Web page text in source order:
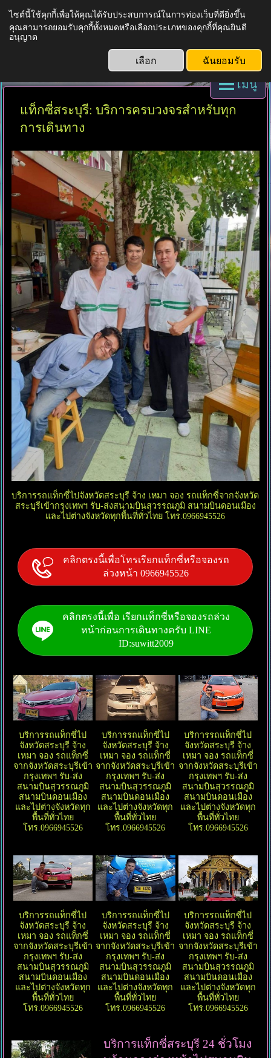
บริการแท็กซี่ทั่วไทย
เมนู
แท็กซี่สระบุรี: บริการครบวงจรสำหรับทุก
การเดินทาง
บริการรถแท็กซี่ไปจังหวัดสระบุรี จ้าง เหมา จอง รถแท็กซี่จากจังหวัด
สระบุรีเข้ากรุงเทพฯ รับ-ส่งสนามบินสุวรรณภูมิ สนามบินดอนเมือง
และไปต่างจังหวัดทุกพื้นที่ทั่วไทย โทร.0966945526
คลิกตรงนี้เพื่อโทรเรียกแท็กซี่หรือจองรถ
ล่วงหน้า 0966945526
คลิกตรงนี้เพื่อ เรียกแท็กซี่หรือจองรถล่วง
หน้าก่อนการเดินทางครับ LINE
ID:suwitt2009
บริการรถแท็กซี่ไป
จังหวัดสระบุรี จ้าง
เหมา จอง รถแท็กซี่
จากจังหวัดสระบุรีเข้า
กรุงเทพฯ รับ-ส่ง
สนามบินสุวรรณภูมิ
สนามบินดอนเมือง
และไปต่างจังหวัดทุก
พื้นที่ทั่วไทย
โทร.0966945526
บริการรถแท็กซี่ไป
จังหวัดสระบุรี จ้าง
เหมา จอง รถแท็กซี่
จากจังหวัดสระบุรีเข้า
กรุงเทพฯ รับ-ส่ง
สนามบินสุวรรณภูมิ
สนามบินดอนเมือง
และไปต่างจังหวัดทุก
พื้นที่ทั่วไทย
โทร.0966945526
บริการรถแท็กซี่ไป
จังหวัดสระบุรี จ้าง
เหมา จอง รถแท็กซี่
จากจังหวัดสระบุรีเข้า
กรุงเทพฯ รับ-ส่ง
สนามบินสุวรรณภูมิ
สนามบินดอนเมือง
และไปต่างจังหวัดทุก
พื้นที่ทั่วไทย
โทร.0966945526
บริการรถแท็กซี่ไป
จังหวัดสระบุรี จ้าง
เหมา จอง รถแท็กซี่
จากจังหวัดสระบุรีเข้า
กรุงเทพฯ รับ-ส่ง
สนามบินสุวรรณภูมิ
สนามบินดอนเมือง
และไปต่างจังหวัดทุก
พื้นที่ทั่วไทย
โทร.0966945526
บริการรถแท็กซี่ไป
จังหวัดสระบุรี จ้าง
เหมา จอง รถแท็กซี่
จากจังหวัดสระบุรีเข้า
กรุงเทพฯ รับ-ส่ง
สนามบินสุวรรณภูมิ
สนามบินดอนเมือง
และไปต่างจังหวัดทุก
พื้นที่ทั่วไทย
โทร.0966945526
บริการรถแท็กซี่ไป
จังหวัดสระบุรี จ้าง
เหมา จอง รถแท็กซี่
จากจังหวัดสระบุรีเข้า
กรุงเทพฯ รับ-ส่ง
สนามบินสุวรรณภูมิ
สนามบินดอนเมือง
และไปต่างจังหวัดทุก
พื้นที่ทั่วไทย
โทร.0966945526
บริการแท็กซี่สระบุรี 24 ชั่วโมง
ไซต์นี้ใช้คุกกี้เพื่อให้คุณได้รับประสบการณ์ในการท่องเว็บที่ดียิ่งขึ้น
คุณสามารถยอมรับคุกกี้ทั้งหมดหรือเลือกประเภทของคุกกี้ที่คุณยินดี
อนุญาต
เลือก ฉันยอมรับ